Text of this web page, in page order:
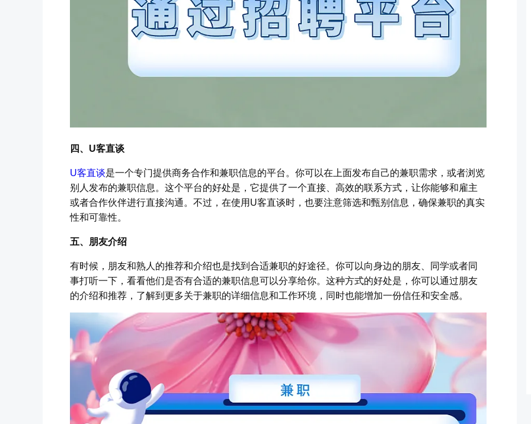
四、U客直谈
U客直谈是一个专门提供商务合作和兼职信息的平台。你可以在上面发布自己的兼职需求，或者浏览
别人发布的兼职信息。这个平台的好处是，它提供了一个直接、高效的联系方式，让你能够和雇主
或者合作伙伴进行直接沟通。不过，在使用U客直谈时，也要注意筛选和甄别信息，确保兼职的真实
性和可靠性。
五、朋友介绍
有时候，朋友和熟人的推荐和介绍也是找到合适兼职的好途径。你可以向身边的朋友、同学或者同
事打听一下，看看他们是否有合适的兼职信息可以分享给你。这种方式的好处是，你可以通过朋友
的介绍和推荐，了解到更多关于兼职的详细信息和工作环境，同时也能增加一份信任和安全感。